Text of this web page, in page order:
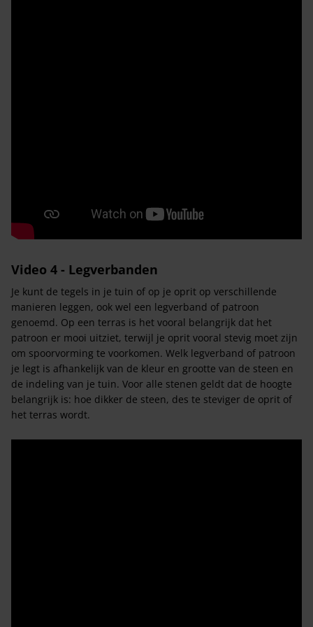
Video 4 - Legverbanden
Je kunt de tegels in je tuin of op je oprit op verschillende
manieren leggen, ook wel een legverband of patroon
genoemd. Op een terras is het vooral belangrijk dat het
patroon er mooi uitziet, terwijl je oprit vooral stevig moet zijn
om spoorvorming te voorkomen. Welk legverband of patroon
je legt is afhankelijk van de kleur en grootte van de steen en
de indeling van je tuin. Voor alle stenen geldt dat de hoogte
belangrijk is: hoe dikker de steen, des te steviger de oprit of
het terras wordt.